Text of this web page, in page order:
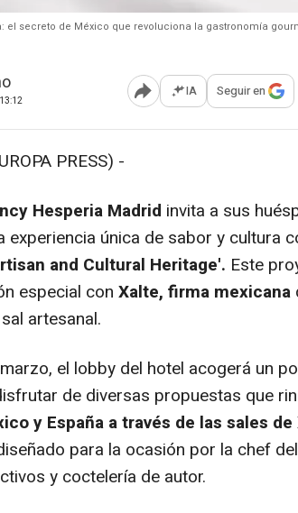
el secreto de México que revoluciona la gastronomía
Abrir opciones para
IA Seguir en
PRESS) -
Hesperia Madrid invita a sus
experiencia única de sabor y cultura
and Cultural Heritage'. Este
especial con Xalte, firma mexicana
artesanal.
el lobby del hotel acogerá un
de diversas propuestas que
y España a través de las sales de
para la ocasión por la chef
y coctelería de autor.